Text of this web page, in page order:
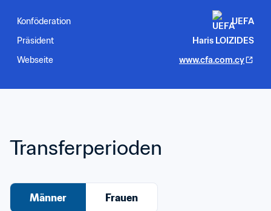
Konföderation
UEFA
Präsident
Haris LOIZIDES
Webseite
www.cfa.com.cy
Transferperioden
Männer Frauen